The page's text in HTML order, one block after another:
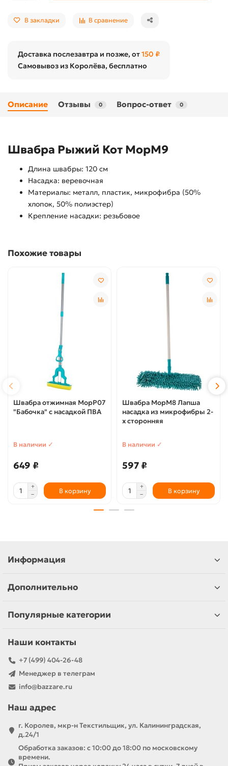
В закладки В сравнение
Доставка послезавтра и позже, от150 ₽
Самовывоз из Королёва, бесплатно
Описание Отзывы 0 Вопрос-ответ 0
Швабра Рыжий Кот МорМ9
Длина швабры: 120 см
Насадка: веревочная
Материалы: металл, пластик, микрофибра (50%
хлопок, 50% полиэстер)
Крепление насадки: резьбовое
Похожие товары
Швабра отжимная МорР07
"Бабочка" с насадкой ПВА
В наличии ✓
649 ₽
В корзину
Швабра МорМ8 Лапша
насадка из микрофибры 2-
х сторонняя
В наличии ✓
597 ₽
В корзину
Информация
Дополнительно
Популярные категории
Наши контакты
+7 (499) 404-26-48
Менеджер в телеграм
info@bazzare.ru
Наш адрес
г. Королев, мкр-н Текстильщик, ул. Калининградская,
д.24/1
Обработка заказов: с 10:00 до 18:00 по московскому
времени.